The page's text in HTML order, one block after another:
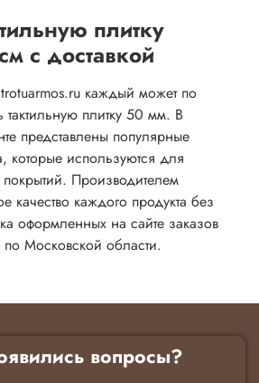
плитку
с доставкой
trotuarmos.ru каждый может по
плитку 50 мм. В
представлены популярные
которые используются для
Производителем
качество каждого продукта без
оформленных на сайте заказов
Московской области.
вопросы?